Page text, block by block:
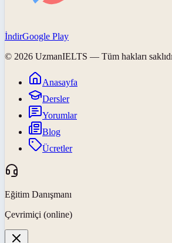
İndirGoogle Play
© 2026 UzmanIELTS — Tüm hakları
Anasayfa
Dersler
Yorumlar
Blog
Ücretler
Eğitim Danışmanı
Çevrimiçi (online)